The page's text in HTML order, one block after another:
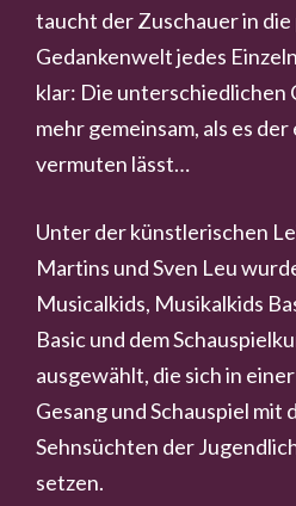
taucht der Zuschauer in
Gedankenwelt jedes
klar: Die unterschiedlichen
mehr gemeinsam, als es
vermuten lässt…
Unter der künstlerischen
Martins und Sven Leu
Musicalkids, Musikalkids
Basic und dem
ausgewählt, die sich in
Gesang und Schauspiel mit
Sehnsüchten der
setzen.